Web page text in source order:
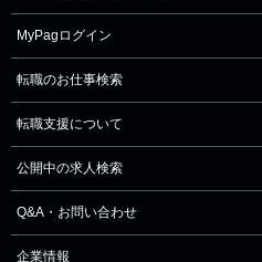
MyPagログイン
転職のお仕事検索
転職支援について
公開中の求人検索
Q&A・お問い合わせ
企業情報